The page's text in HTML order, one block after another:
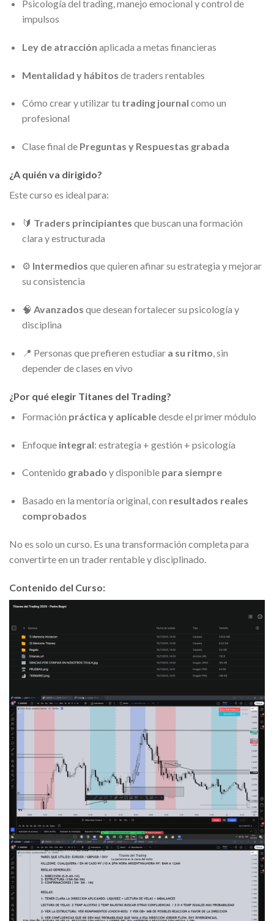
Psicología del trading, manejo emocional y control de
impulsos
Ley de atracción aplicada a metas financieras
Mentalidad y hábitos de traders rentables
Cómo crear y utilizar tu trading journal como un
profesional
Clase final de Preguntas y Respuestas grabada
¿A quién va dirigido?
Este curso es ideal para:
🔰 Traders principiantes que buscan una formación
clara y estructurada
⚙️ Intermedios que quieren afinar su estrategia y mejorar
su consistencia
🧠 Avanzados que desean fortalecer su psicología y
disciplina
📍 Personas que prefieren estudiar a su ritmo, sin
depender de clases en vivo
¿Por qué elegir Titanes del Trading?
Formación práctica y aplicabledesde el primer módulo
Enfoque integral: estrategia + gestión + psicología
Contenido grabado y disponible para siempre
Basado en la mentoría original, con resultados reales
comprobados
No es solo un curso. Es una transformación completa para
convertirte en un trader rentable y disciplinado.
Contenido del Curso: